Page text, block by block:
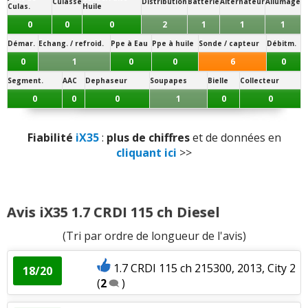
Vieillissement des plastiques:1aime1
n'aime pas
Sensibilité plastique n'aiment pas
Qualité des assemblages n'aime pas
Présentation intérieure : aime
Habitabilité:9aiment
Position de conduite :4aiment
Volume de coffre:5aiment1n'aime pas
Culas.
Huile
0 0 0 2 1 1 1
Démar. Echang. / refroid. Ppe à Eau Ppe à huile Sonde / capteur Débitm.
0 1 0 0 6 0
Segment. AAC Dephaseur Soupapes Bielle Collecteur
0 0 0 1 0 0
Fiabilité iX35: plus de chiffreset de données en
cliquant ici >>
Avis iX35 1.7 CRDI 115 ch Diesel
(Tri par ordre de longueur de l'avis)
18/20
1.7 CRDI 115 ch 215300, 2013, City 2
(2 )